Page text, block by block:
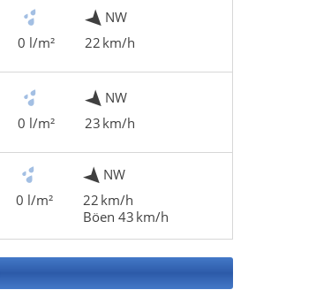
0 l/m²
NW
22 km/h
0 l/m²
NW
23 km/h
0 l/m²
NW
22 km/h
Böen 43 km/h